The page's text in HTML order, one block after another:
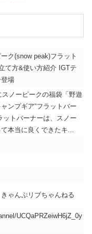
ク(snow peak)フラット
て方&使い方紹介 IGTテ
場
ノーピークの福袋「野遊
ンプギア“フラットバー
ットバーナーは、スノー
本当に良くできたキ...
ゃんぷリブちゃんねる
UCQaPRZeiwH6jZ_0y